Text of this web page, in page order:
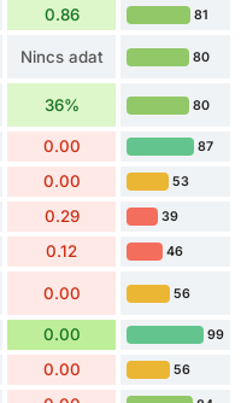
0.86 81
Nincs adat 80
36% 80
0.00 87
0.00 53
0.29 39
0.12 46
0.00 56
0.00 99
0.00 56